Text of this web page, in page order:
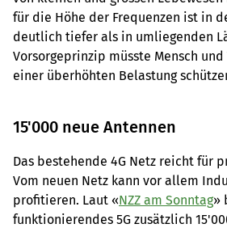
für die Höhe der Frequenzen ist in
deutlich tiefer als in umliegenden
Vorsorgeprinzip müsste Mensch
einer überhöhten Belastung
15'000 neue Antennen
Das bestehende 4G Netz reicht für
Vom neuen Netz kann vor allem
profitieren. Laut «NZZ am Sonntag»
funktionierendes 5G zusätzlich